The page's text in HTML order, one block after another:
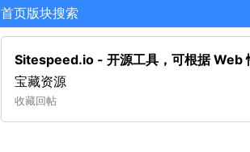
首页版块搜索
Sitespeed.io - 开源工具，可根据 Web
宝藏资源
收藏回帖